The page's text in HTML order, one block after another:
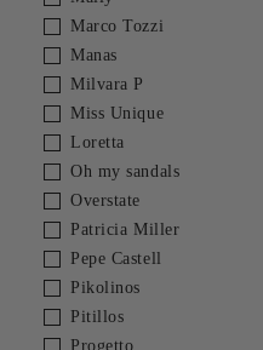
Marco Tozzi
Manas
Milvara P
Miss Unique
Loretta
Oh my sandals
Overstate
Patricia Miller
Pepe Castell
Pikolinos
Pitillos
Progetto